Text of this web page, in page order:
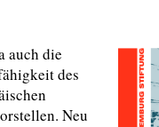
auch die
des
Neu